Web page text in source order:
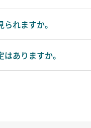
れますか。
ありますか。